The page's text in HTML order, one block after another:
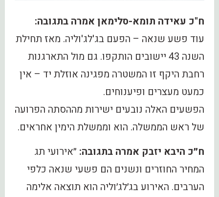
ח"כ עאידה תומא-סלימאן אמרה בתגובה:
‏עוד פשע שנאה – הפעם בג'לג'וליה. מאז תחילת
השנה 43 יישובים הותקפו. גם מול התארגנות
רחבת היקף זו המשטרה מפגינה אוזלת יד – אין
כמעט מעצרים ופיענוחים.
הפשעים האלה נובעים ישירות מההסתה הפרועה
של ראש הממשלה. הוא וממשלת הימין אחראים.
ח״כ היבא יזבק אמרה בתגובה: ״אירועי תג
המחיר החוזרים ונשנים הם פשעי שנאה כלפי
הערבים. האירוע בג׳לג׳וליה הוא תוצאה אלימה